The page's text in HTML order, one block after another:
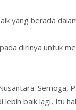
yang berada
dirinya untuk
Semoga,
baik lagi, Itu